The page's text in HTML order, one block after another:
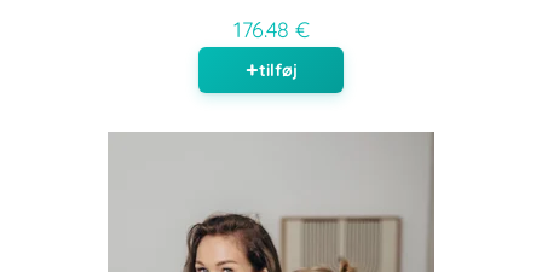
176.48 €
tilføj